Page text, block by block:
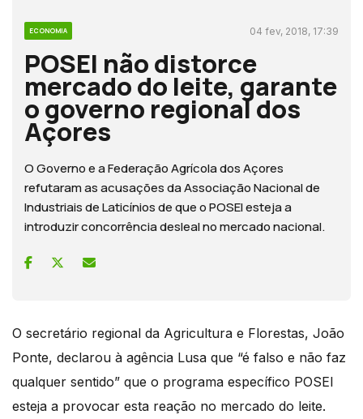
ECONOMIA 04 fev, 2018, 17:39
POSEI não distorce
mercado do leite, garante
o governo regional dos
Açores
O Governo e a Federação Agrícola dos Açores
refutaram as acusações da Associação Nacional de
Industriais de Laticínios de que o POSEI esteja a
introduzir concorrência desleal no mercado nacional.
O secretário regional da Agricultura e Florestas, João
Ponte, declarou à agência Lusa que “é falso e não faz
qualquer sentido” que o programa específico POSEI
esteja a provocar esta reação no mercado do leite.